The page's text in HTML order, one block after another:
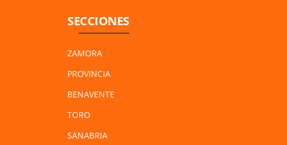
SECCIONES
ZAMORA
PROVINCIA
BENAVENTE
TORO
SANABRIA